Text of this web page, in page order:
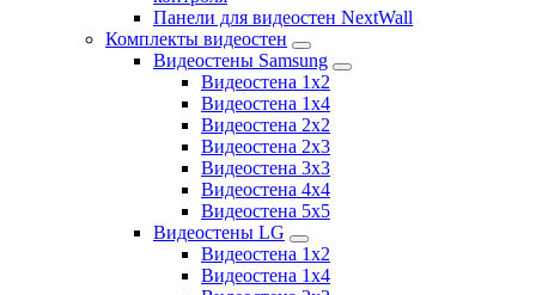
Панели для видеостен NextWall
Комплекты видеостен
Видеостены Samsung
Видеостена 1x2
Видеостена 1x4
Видеостена 2x2
Видеостена 2х3
Видеостена 3x3
Видеостена 4x4
Видеостена 5x5
Видеостены LG
Видеостена 1x2
Видеостена 1x4